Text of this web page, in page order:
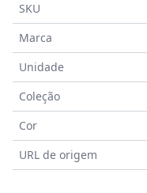
SKU
Marca
Unidade
Coleção
Cor
URL de origem